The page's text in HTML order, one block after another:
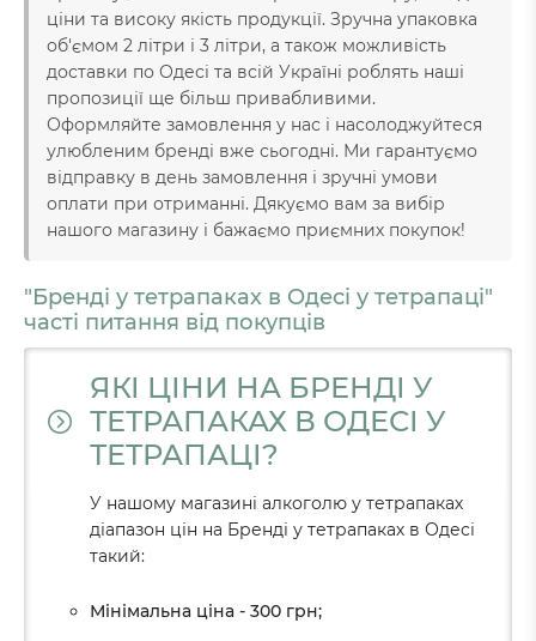
ціни та високу якість продукції. Зручна упаковка
об'ємом 2 літри і 3 літри, а також можливість
доставки по Одесі та всій Україні роблять наші
пропозиції ще більш привабливими.
Оформляйте замовлення у нас і насолоджуйтеся
улюбленим бренді вже сьогодні. Ми гарантуємо
відправку в день замовлення і зручні умови
оплати при отриманні. Дякуємо вам за вибір
нашого магазину і бажаємо приємних покупок!
"Бренді у тетрапаках в Одесі у тетрапаці"
часті питання від покупців
ЯКІ ЦІНИ НА БРЕНДІ У
ТЕТРАПАКАХ В ОДЕСІ У
ТЕТРАПАЦІ?
У нашому магазині алкоголю у тетрапаках
діапазон цін на Бренді у тетрапаках в Одесі
такий:
Мінімальна ціна - 300 грн;